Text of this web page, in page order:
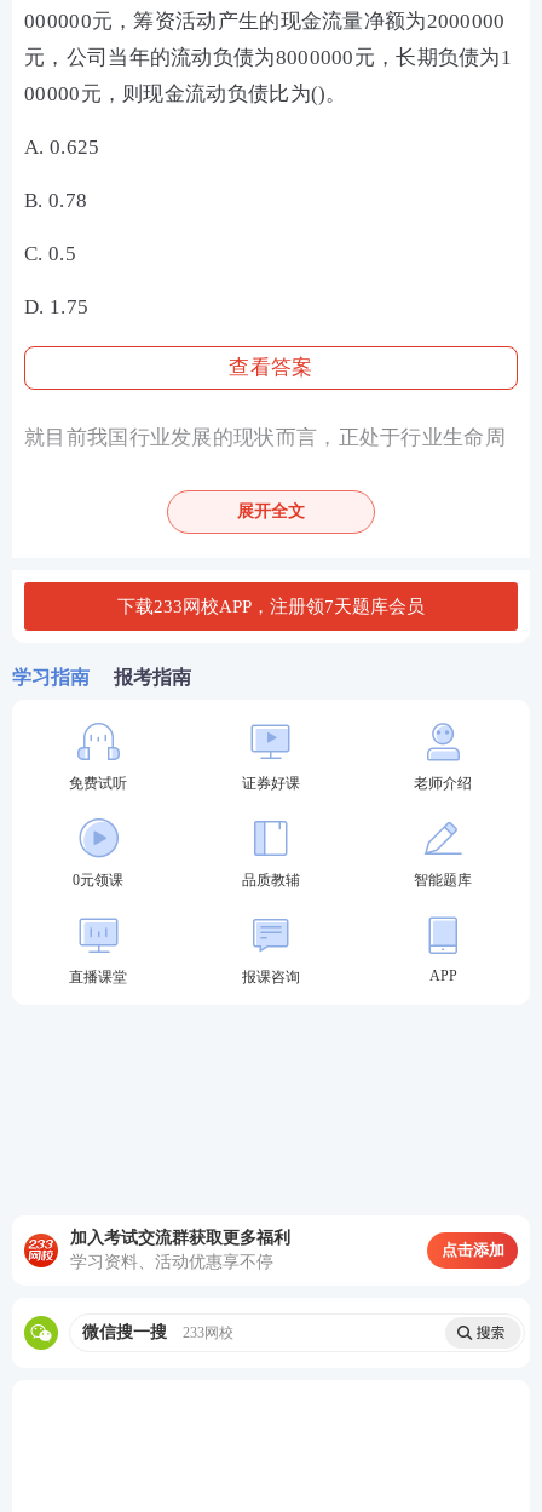
000000元，筹资活动产生的现金流量净额为2000000
元，公司当年的流动负债为8000000元，长期负债为1
00000元，则现金流动负债比为()。
A. 0.625
B. 0.78
C. 0.5
D. 1.75
查看答案
就目前我国行业发展的现状而言，正处于行业生命周
B. 个人用计算机
C. 纺织
D. 电力
查看答案
证券好课全新升级：直击考点，由浅入深，稳步锁分
基础阶段—— 官方教材
+精讲班视频+题库章节
题
每天的有效学习时间在2h以上，备考期间
可以根据个人的学习情况进行调整。这一阶段
拟真实考试的感觉。立即试听>>
展开全文
下载233网校APP，注册领7天题库会员
学习指南 报考指南
免费试听 证券好课 老师介绍
0元领课 品质教辅 智能题库
直播课堂 报课咨询 APP
加入考试交流群获取更多福利
学习资料、活动优惠享不停
点击添加
微信搜一搜 233网校